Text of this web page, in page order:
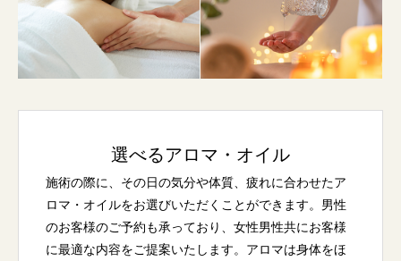
選べるアロマ・オイル
施術の際に、その日の気分や体質、疲れに合わせたア
ロマ・オイルをお選びいただくことができます。男性
のお客様のご予約も承っており、女性男性共にお客様
に最適な内容をご提案いたします。アロマは身体をほ